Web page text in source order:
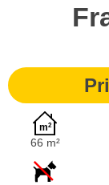
66 m²